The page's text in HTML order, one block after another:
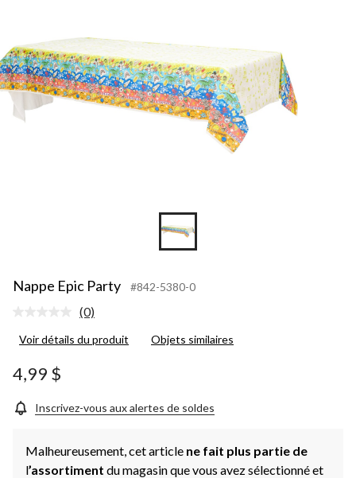
Nappe Epic Party #842-5380-0
Aucune
pour
la
même
(0)
Voir détails du produit Objets similaires
4,99 $
Inscrivez-vous aux alertes de soldes
Malheureusement, cet article ne fait plus partie de
l’assortiment du magasin que vous avez sélectionné et